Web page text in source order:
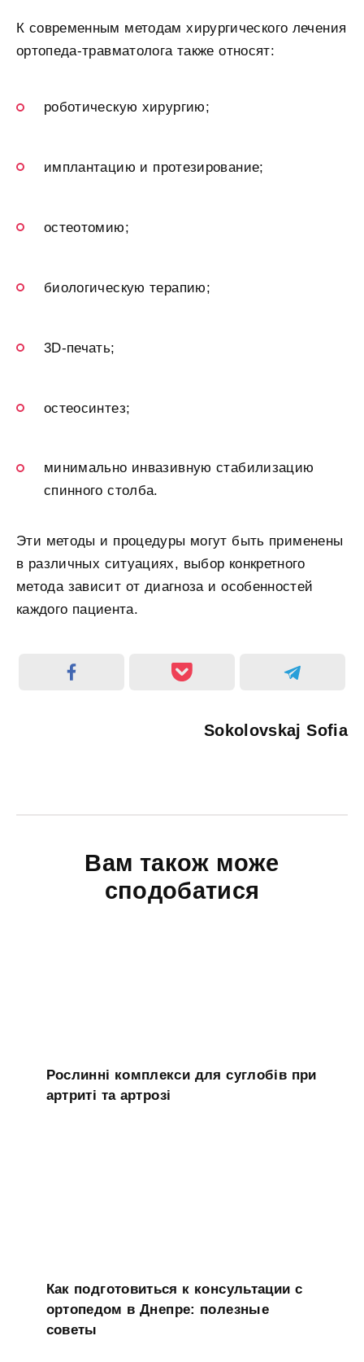
К современным методам хирургического лечения
ортопеда-травматолога также относят:
роботическую хирургию;
имплантацию и протезирование;
остеотомию;
биологическую терапию;
3D-печать;
остеосинтез;
минимально инвазивную стабилизацию
спинного столба.
Эти методы и процедуры могут быть применены
в различных ситуациях, выбор конкретного
метода зависит от диагноза и особенностей
каждого пациента.
Sokolovskaj Sofia
Вам також може
сподобатися
Рослинні комплекси для суглобів при
артриті та артрозі
Как подготовиться к консультации с
ортопедом в Днепре: полезные
советы